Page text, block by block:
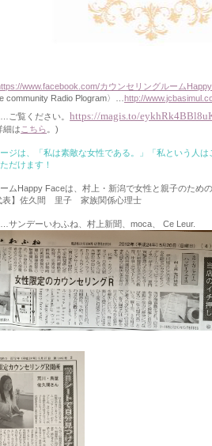
www.facebook.com/カウンセリングルーム
community Radio Plogram〉… http://
ご覧ください。https://magis.to/
細は こちら 。)
ジは、「私は素敵な女性である。」「私という人
だけます！
ムHappy Faceは、村上・新潟で女性と親子のため
表】佐久間 里子 家族関係心理士
サンデーいわふね、村上新聞、moca、 Ce Leur.